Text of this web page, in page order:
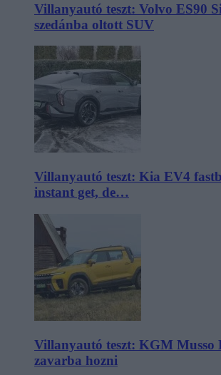
Villanyautó teszt: Volvo ES90
szedánba oltott SUV
Villanyautó teszt: Kia EV4
instant get, de…
Villanyautó teszt: KGM Musso
zavarba hozni